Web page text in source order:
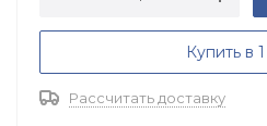
Купить в
Рассчитать доставку